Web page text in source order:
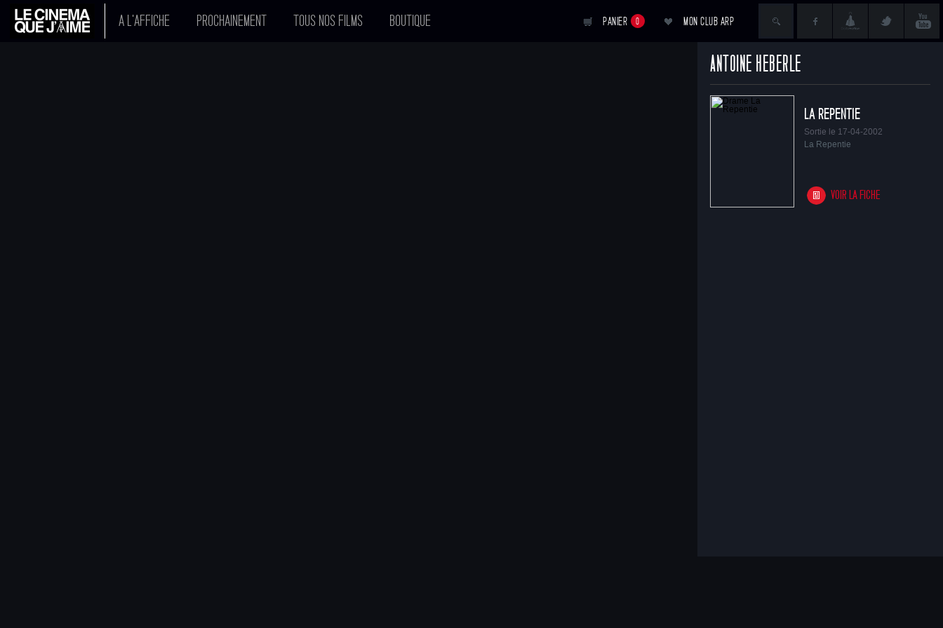
A L'AFFICHE PROCHAINEMENT TOUS NOS FILMS BOUTIQUE MON CLUB ARP
PANIER 0
ANTOINE HEBERLE
LA REPENTIE
Sortie le 17-04-2002
La Repentie
VOIR LA FICHE